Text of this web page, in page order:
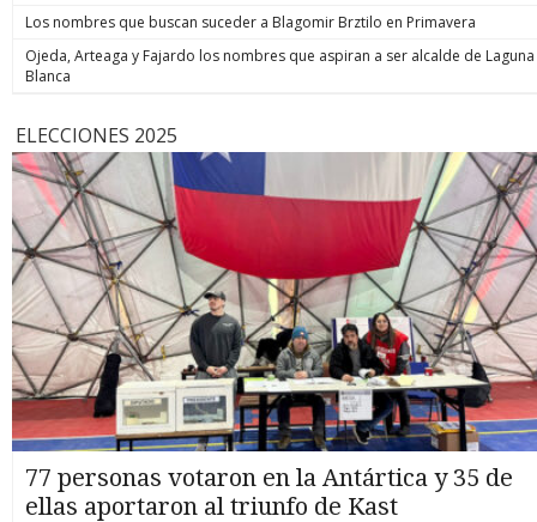
Los nombres que buscan suceder a Blagomir Brztilo en Primavera
Ojeda, Arteaga y Fajardo los nombres que aspiran a ser alcalde de Laguna
Blanca
ELECCIONES 2025
77 personas votaron en la Antártica y 35 de
ellas aportaron al triunfo de Kast